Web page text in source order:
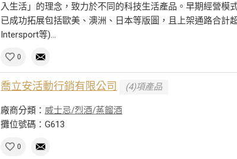
入生活」的理念，致力於不同的科技生活產品。早期經營模
已成功拓展包括歐美、澳洲、日本等版圖，且上架通路合計
Intersport等)...
0
喬立安活動行銷有限公司 (4)項產品
廠商分類： 威士忌/烈酒/蒸餾酒
攤位號碼：G613
0